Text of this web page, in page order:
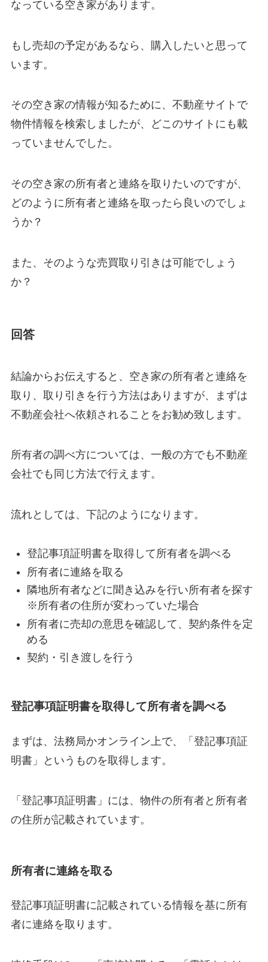
なっている空き家があります。
もし売却の予定があるなら、購入したいと思って
います。
その空き家の情報が知るために、不動産サイトで
物件情報を検索しましたが、どこのサイトにも載
っていませんでした。
その空き家の所有者と連絡を取りたいのですが、
どのように所有者と連絡を取ったら良いのでしょ
うか？
また、そのような売買取り引きは可能でしょう
か？
回答
結論からお伝えすると、空き家の所有者と連絡を
取り、取り引きを行う方法はありますが、まずは
不動産会社へ依頼されることをお勧め致します。
所有者の調べ方については、一般の方でも不動産
会社でも同じ方法で行えます。
流れとしては、下記のようになります。
登記事項証明書を取得して所有者を調べる
所有者に連絡を取る
隣地所有者などに聞き込みを行い所有者を探す
※所有者の住所が変わっていた場合
所有者に売却の意思を確認して、契約条件を定
める
契約・引き渡しを行う
登記事項証明書を取得して所有者を調べる
まずは、法務局かオンライン上で、「登記事項証
明書」というものを取得します。
「登記事項証明書」には、物件の所有者と所有者
の住所が記載されています。
所有者に連絡を取る
登記事項証明書に記載されている情報を基に所有
者に連絡を取ります。